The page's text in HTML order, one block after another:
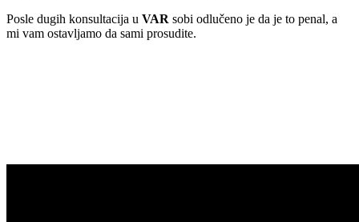
Posle dugih konsultacija u VAR sobi odlučeno je da je to penal, a
mi vam ostavljamo da sami prosudite.